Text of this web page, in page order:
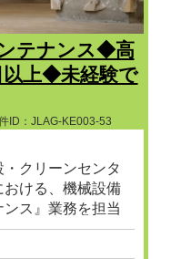
テナンス◆高
上◆未経験で
：JLAG-KE003-53
クリーンセンタ
ける、機械設備
ス』業務を担当